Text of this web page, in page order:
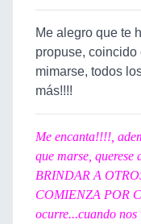
Me alegro que te
propuse, coincido
mimarse, todos
más!!!!
Me encanta!!!!,
que marse,
BRINDAR A
COMIENZA POR
ocurre...cuando